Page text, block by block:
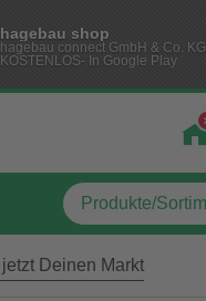
hagebau shop
hagebau connect GmbH & Co. KG
KOSTENLOS- In Google Play
Deinen Markt